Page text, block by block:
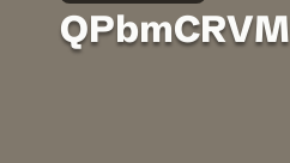
QPbmCRVM